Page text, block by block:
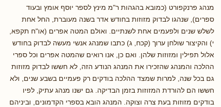
מנהג פרנקפורט (כמובא בהגהות ר"מ מינץ לספר יוסף אומץ ובעוד
ספרים), שנהגו לבדוק מזוזות בחודש אדר בשנה מעוברת, החל אחת
לשלש שנים ולפעמים אחת לשנתיים. ואולם המטה אפרים (או"ח תקפא,
י) והקיצור שולחן ערוך (קכח, ג) כתבו שמנהג אנשי מעשה לבדוק בחודש
אלול תפילין ומזוזות שלהן. ואם כן, אנו רואים שהמטה אפרים וכל ספרי
ההלכה והמנהג שהזכירו את המנהג הנודע הזה, לא חששו לבדוק מזוזות
גם בכל שנה, למרות שמצד ההלכה בודקים רק פעמיים בשבע שנים, ולא
חששו הם להורדת המזוזות בזמן הבדיקה. גם ישנו מנהג עתיק, לפיו
בודקים מזוזות בעת צרה וצוקה. המנהג הובא בספרי הקדמונים, וביניהם